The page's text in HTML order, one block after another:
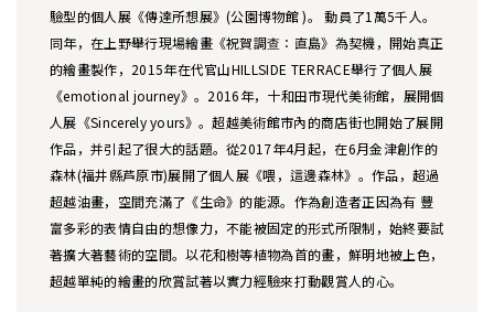
驗型的個人展《傳達所想展》(公園博物館 )。 動員了1萬5千人。
同年，在上野舉行現場繪畫《祝賀調查：直島》為契機，開始真正
的繪畫製作，2015年在代官山HILLSIDE TERRACE舉行了個人展
《emotional journey》。2016年，十和田市現代美術館，展開個
人展《Sincerely yours》。超越美術館市內的商店街也開始了展開
作品，并引起了很大的話題。從2017年4月起，在6月金津創作的
森林(福井縣芦原市)展開了個人展《喂，這邊森林》。作品，超過
超越油畫，空間充滿了《生命》的能源。作為創造者正因為有 豐
富多彩的表情自由的想像力，不能被固定的形式所限制，始終要試
著擴大著藝術的空間。以花和樹等植物為首的畫，鮮明地被上色，
超越單純的繪畫的欣賞試著以實力經驗來打動觀賞人的心。